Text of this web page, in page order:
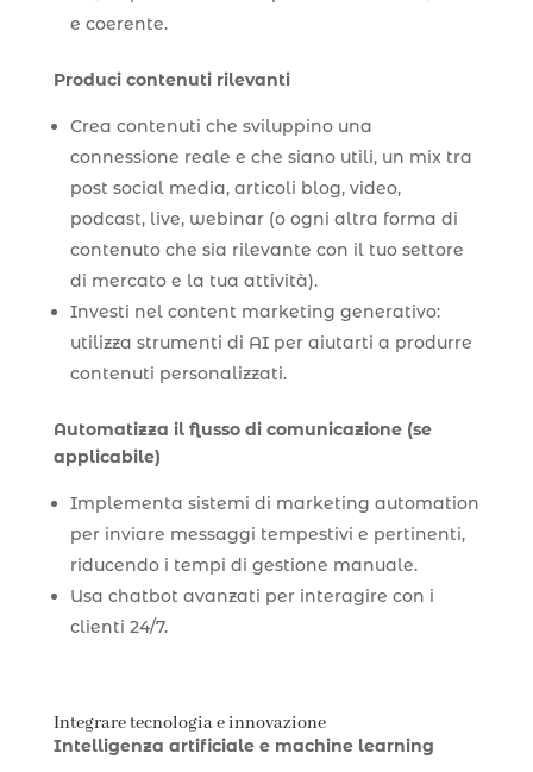
e coerente.
Produci contenuti rilevanti
Crea contenuti che sviluppino una
connessione reale e che siano utili, un mix tra
post social media, articoli blog, video,
podcast, live, webinar (o ogni altra forma di
contenuto che sia rilevante con il tuo settore
di mercato e la tua attività).
Investi nel content marketing generativo:
utilizza strumenti di AI per aiutarti a produrre
contenuti personalizzati.
Automatizza il flusso di comunicazione (se
applicabile)
Implementa sistemi di marketing automation
per inviare messaggi tempestivi e pertinenti,
riducendo i tempi di gestione manuale.
Usa chatbot avanzati per interagire con i
clienti 24/7.
Integrare tecnologia e innovazione
Intelligenza artificiale e machine learning